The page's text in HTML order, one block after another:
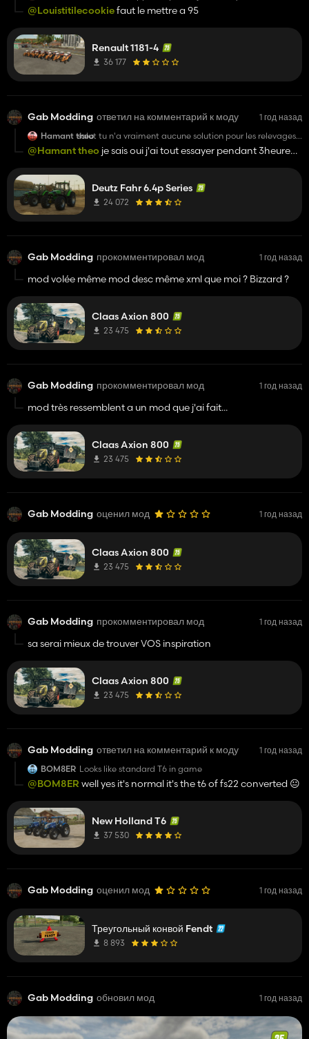
probleme sur le mods 😅
@Louistitilecookiefaut le mettre a 95
Renault 1181-4
36 177
Gab Modding ответил на комментарий к моду
1 год назад
Hamant theosalut tu n'a vraiment aucune solution pour les relevages
parce que c'est vraiment compliqué perso, désolé de te
laissais un
joué
@Hamant theo je sais oui j'ai tout essayer pendant 3heure
Deutz Fahr 6.4p Series
24 072
Gab Modding прокомментировал мод 1 год назад
mod volée même mod desc même xml que moi ? Bizzard ?
Claas Axion 800
23 475
Gab Modding прокомментировал мод 1 год назад
mod très ressemblent a un mod que j'ai fait...
Claas Axion 800
23 475
Gab Modding оценил мод 1 год назад
Claas Axion 800
23 475
Gab Modding прокомментировал мод 1 год назад
sa serai mieux de trouver VOS inspiration
Claas Axion 800
23 475
Gab Modding ответил на комментарий к моду
1 год назад
BOM8ER Looks like standard T6 in game
@BOM8ER well yes it's normal it's the t6 of fs22 converted 😐️
New Holland T6
37 530
Gab Modding оценил мод 1 год назад
Треугольный конвой Fendt
8 893
Gab Modding обновил мод 1 год назад